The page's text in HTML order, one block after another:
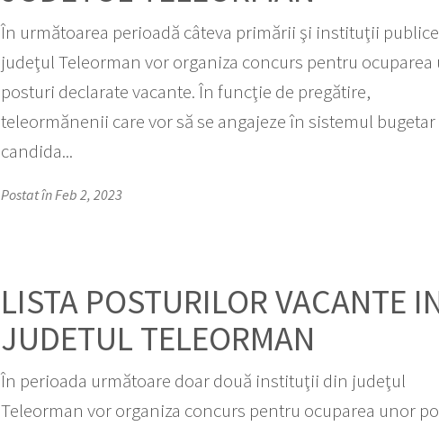
În următoarea perioadă câteva primării şi instituţii
judeţul Teleorman vor organiza concurs pentru
posturi declarate vacante. În funcţie de pregătire,
teleormănenii care vor să se angajeze în sistemul
candida...
Postat în Feb 2, 2023
LISTA POSTURILOR VACANTE
JUDETUL TELEORMAN
În perioada următoare doar două instituţii din judeţul
Teleorman vor organiza concurs pentru ocuparea unor